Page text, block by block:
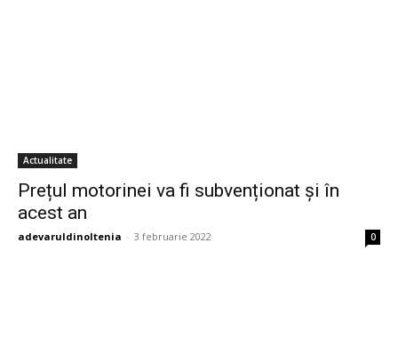
Actualitate
Prețul motorinei va fi subvenționat și în
acest an
adevaruldinoltenia - 3 februarie 2022 0